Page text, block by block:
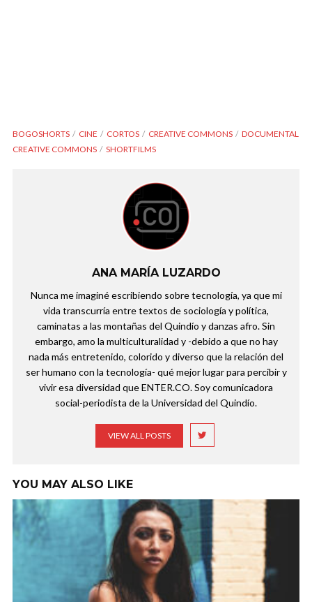
BOGOSHORTS CINE CORTOS CREATIVE COMMONS
DOCUMENTAL
CREATIVE COMMONS
SHORTFILMS
ANA MARÍA LUZARDO
Nunca me imaginé escribiendo sobre tecnología, ya que mi
vida transcurría entre textos de sociología y política,
caminatas a las montañas del Quindío y danzas afro. Sin
embargo, amo la multiculturalidad y -debido a que no hay
nada más entretenido, colorido y diverso que la relación del
ser humano con la tecnología- qué mejor lugar para percibir y
vivir esa diversidad que ENTER.CO. Soy comunicadora
social-periodista de la Universidad del Quindío.
VIEW ALL POSTS
YOU MAY ALSO LIKE